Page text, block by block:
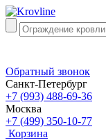
Обратный звонок
Санкт-Петербург
+7 (993) 488-69-36
Москва
+7 (499) 350-10-77
Корзина